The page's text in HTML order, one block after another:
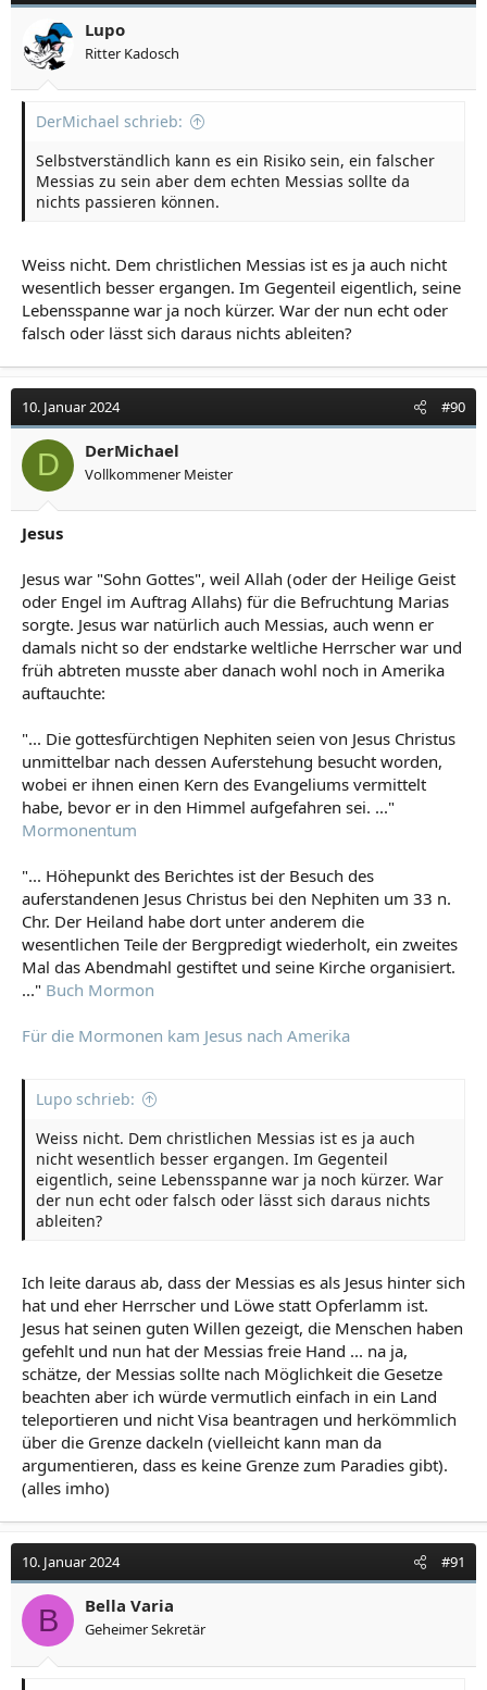
Lupo
Ritter Kadosch
DerMichael schrieb:
Selbstverständlich kann es ein Risiko sein, ein falscher
Messias zu sein aber dem echten Messias sollte da
nichts passieren können.
Weiss nicht. Dem christlichen Messias ist es ja auch nicht
wesentlich besser ergangen. Im Gegenteil eigentlich, seine
Lebensspanne war ja noch kürzer. War der nun echt oder
falsch oder lässt sich daraus nichts ableiten?
10. Januar 2024 #90
D DerMichael
Vollkommener Meister
Jesus
Jesus war "Sohn Gottes", weil Allah (oder der Heilige Geist
oder Engel im Auftrag Allahs) für die Befruchtung Marias
sorgte. Jesus war natürlich auch Messias, auch wenn er
damals nicht so der endstarke weltliche Herrscher war und
früh abtreten musste aber danach wohl noch in Amerika
auftauchte:
"... Die gottesfürchtigen Nephiten seien von Jesus Christus
unmittelbar nach dessen Auferstehung besucht worden,
wobei er ihnen einen Kern des Evangeliums vermittelt
habe, bevor er in den Himmel aufgefahren sei. ..."
Mormonentum
"... Höhepunkt des Berichtes ist der Besuch des
auferstandenen Jesus Christus bei den Nephiten um 33 n.
Chr. Der Heiland habe dort unter anderem die
wesentlichen Teile der Bergpredigt wiederholt, ein zweites
Mal das Abendmahl gestiftet und seine Kirche organisiert.
..." Buch Mormon
Für die Mormonen kam Jesus nach Amerika
Lupo schrieb:
Weiss nicht. Dem christlichen Messias ist es ja auch
nicht wesentlich besser ergangen. Im Gegenteil
eigentlich, seine Lebensspanne war ja noch kürzer. War
der nun echt oder falsch oder lässt sich daraus nichts
ableiten?
Ich leite daraus ab, dass der Messias es als Jesus hinter sich
hat und eher Herrscher und Löwe statt Opferlamm ist.
Jesus hat seinen guten Willen gezeigt, die Menschen haben
gefehlt und nun hat der Messias freie Hand ... na ja,
schätze, der Messias sollte nach Möglichkeit die Gesetze
beachten aber ich würde vermutlich einfach in ein Land
teleportieren und nicht Visa beantragen und herkömmlich
über die Grenze dackeln (vielleicht kann man da
argumentieren, dass es keine Grenze zum Paradies gibt).
(alles imho)
10. Januar 2024 #91
B Bella Varia
Geheimer Sekretär